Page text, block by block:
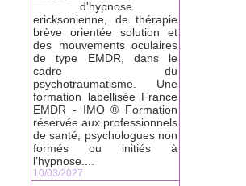
d'hypnose
ericksonienne, de thérapie
brève orientée solution et
des mouvements oculaires
de type EMDR, dans le
cadre du
psychotraumatisme. Une
formation labellisée France
EMDR - IMO ® Formation
réservée aux professionnels
de santé, psychologues non
formés ou initiés à
l’hypnose....
10/03/2027